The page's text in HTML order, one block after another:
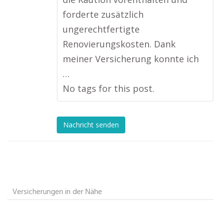
forderte zusätzlich
ungerechtfertigte
Renovierungskosten. Dank
meiner Versicherung konnte ich
…
No tags for this post.
Nachricht senden
Versicherungen in der Nähe